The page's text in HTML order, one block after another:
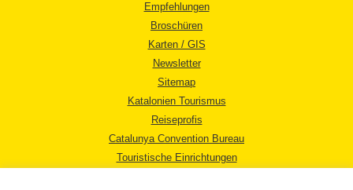
Empfehlungen
Broschüren
Karten / GIS
Newsletter
Sitemap
Katalonien Tourismus
Reiseprofis
Catalunya Convention Bureau
Touristische Einrichtungen